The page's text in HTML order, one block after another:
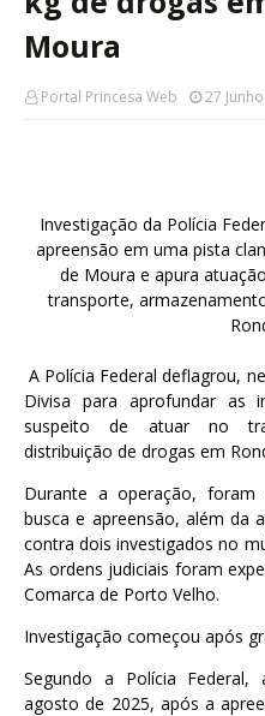
Moura
Portal Princesa Web 27 Junho
Investigação da Polícia
apreensão em uma pista
de Moura e apura
transporte,
A Polícia Federal deflagrou,
Divisa para aprofundar as
suspeito de atuar no
distribuição de drogas em
Durante a operação, foram
busca e apreensão, além da
contra dois investigados no
As ordens judiciais foram
Comarca de Porto Velho.
Investigação começou após
Segundo a Polícia
agosto de 2025, após a